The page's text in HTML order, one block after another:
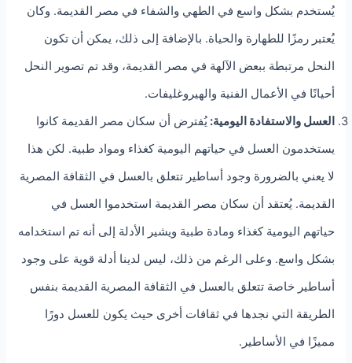
يُستخدم بشكل واسع في الطهي والشفاء في مصر القديمة. وكان
يُعتبر رمزًا للطهارة والحياة. بالإضافة إلى ذلك، يمكن أن تكون
النحل مرتبطة ببعض الآلهة في مصر القديمة، وقد تم تصوير النحل
أحيانًا في الأعمال الفنية والهيروغليفات.
العسل والاستفادة اليومية:يُفترض أن سكان مصر القديمة كانوا
يستخدمون العسل في حياتهم اليومية كغذاء ومواد طبية. لكن هذا
لا يعني بالضرورة وجود أساطير تتعلق بالعسل في الثقافة المصرية
القديمة. يُعتقد أن سكان مصر القديمة استخدموا العسل في
حياتهم اليومية كغذاء ومادة طبية ويشير الأدلة إلى أنه تم استخدامه
بشكل واسع. وعلى الرغم من ذلك، ليس لدينا أدلة قوية على وجود
أساطير خاصة تتعلق بالعسل في الثقافة المصرية القديمة بنفس
الطريقة التي نجدها في ثقافات أخرى حيث يكون للعسل دورًا
مميزًا في الأساطير.